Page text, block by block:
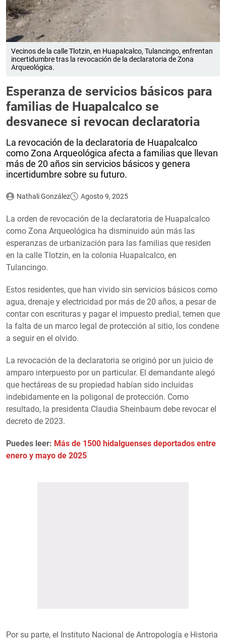
Vecinos de la calle Tlotzin, en Huapalcalco, Tulancingo, enfrentan
incertidumbre tras la revocación de la declaratoria de Zona
Arqueológica.
Esperanza de servicios básicos para
familias de Huapalcalco se
desvanece si revocan declaratoria
La revocación de la declaratoria de Huapalcalco
como Zona Arqueológica afecta a familias que llevan
más de 20 años sin servicios básicos y genera
incertidumbre sobre su futuro.
Nathali González Agosto 9, 2025
La orden de revocación de la declaratoria de Huapalcalco
como Zona Arqueológica ha disminuido aún más las
esperanzas de urbanización para las familias que residen
en la calle Tlotzin, en la colonia Huapalcalco, en
Tulancingo.
Estos residentes, que han vivido sin servicios básicos como
agua, drenaje y electricidad por más de 20 años, a pesar de
contar con escrituras y pagar el impuesto predial, temen que
la falta de un marco legal de protección al sitio, los condene
a seguir en el olvido.
La revocación de la declaratoria se originó por un juicio de
amparo interpuesto por un particular. El demandante alegó
que hectáreas de su propiedad habían sido incluidas
indebidamente en la poligonal de protección. Como
resultado, la presidenta Claudia Sheinbaum debe revocar el
decreto de 2023.
Puedes leer: Más de 1500 hidalguenses deportados entre
enero y mayo de 2025
Por su parte, el Instituto Nacional de Antropología e Historia